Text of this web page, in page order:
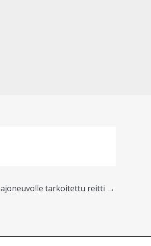
ajoneuvolle tarkoitettu reitti →